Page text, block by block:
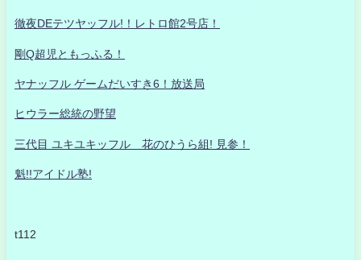
徹夜DEテツヤッフル!！レトロ館2号店！
剛Q超児ともっふる！
ヤナッフル ゲームだいすき6！放送局
ヒウラー総統の野望
三代目 ユキユキッフル 花のひうら組! 見参！
魁!!アイドル塾!
t112